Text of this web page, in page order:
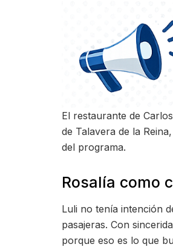
El restaurante de
de Talavera de la
del programa.
Rosalía como
Luli no tenía intención
pasajeras. Con
porque eso es lo que